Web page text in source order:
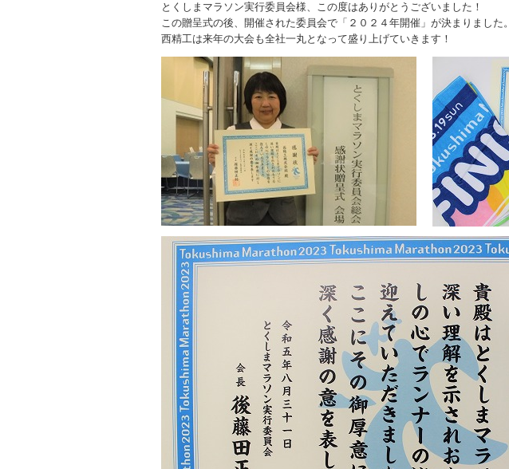
とくしまマラソン実行委員会様、この度はありがとうございました！
この贈呈式の後、開催された委員会で「２０２４年開催」が決まりました。
西精工は来年の大会も全社一丸となって盛り上げていきます！